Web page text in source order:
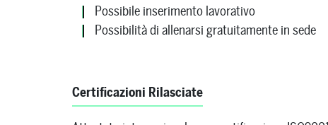
Possibile inserimento lavorativo
Possibilità di allenarsi gratuitamente in sede
Certificazioni Rilasciate